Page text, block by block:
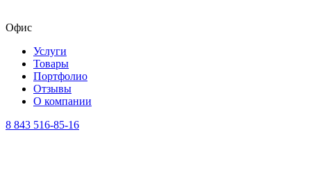
Офис
Услуги
Товары
Портфолио
Отзывы
О компании
8 843 516-85-16